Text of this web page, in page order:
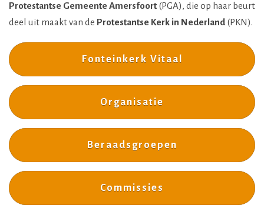
Protestantse Gemeente Amersfoort(PGA), die op haar beurt
deel uit maakt van de Protestantse Kerk in Nederland (PKN).
Fonteinkerk Vitaal
Organisatie
Beraadsgroepen
Commissies